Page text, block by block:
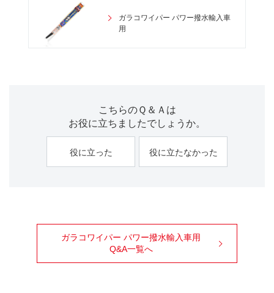
ガラコワイパー パワー撥水輸入車
用
こちらのＱ＆Ａは
お役に立ちましたでしょうか。
役に立った 役に立たなかった
ガラコワイパー パワー撥水輸入車用
Q&A一覧へ